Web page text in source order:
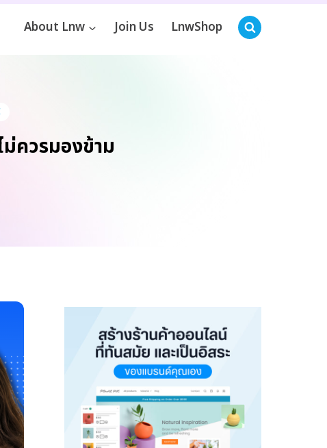
About Lnw Join Us LnwShop
ควรมองข้าม